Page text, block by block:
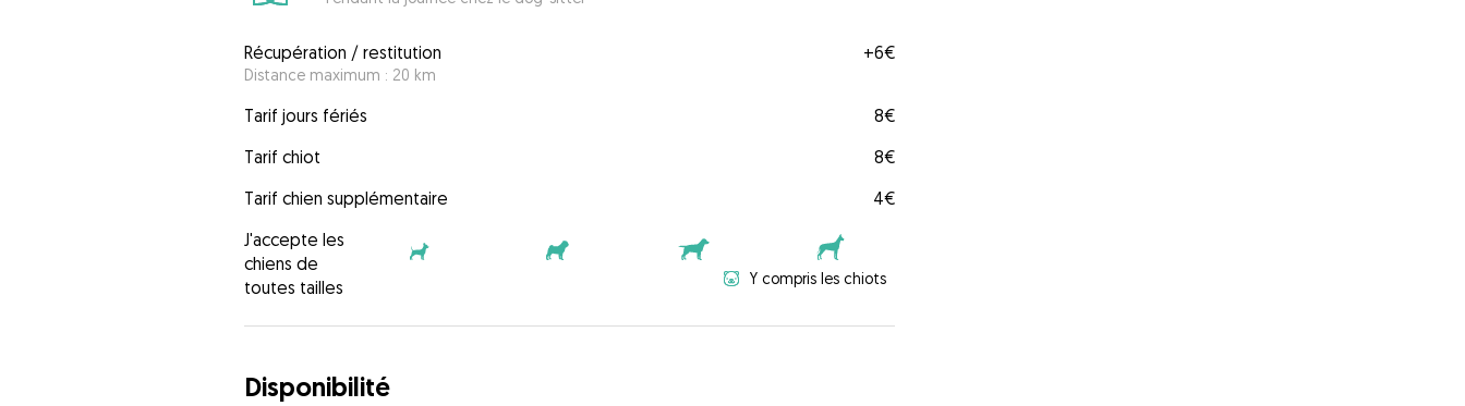
Récupération / restitution
Distance maximum : 20 km
+6€
Tarif jours fériés
8€
Tarif chiot
8€
Tarif chien supplémentaire
4€
J'accepte les
chiens de
toutes tailles
Y compris les chiots
Disponibilité